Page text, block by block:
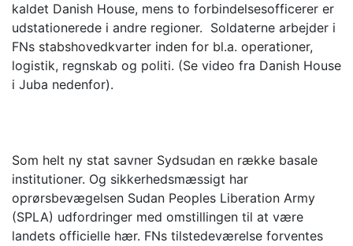
kaldet Danish House, mens to forbindelsesofficerer er
udstationerede i andre regioner. Soldaterne arbejder i
FNs stabshovedkvarter inden for bl.a. operationer,
logistik, regnskab og politi. (Se video fra Danish House
i Juba nedenfor).
Som helt ny stat savner Sydsudan en række basale
institutioner. Og sikkerhedsmæssigt har
oprørsbevægelsen Sudan Peoples Liberation Army
(SPLA) udfordringer med omstillingen til at være
landets officielle hær. FNs tilstedeværelse forventes